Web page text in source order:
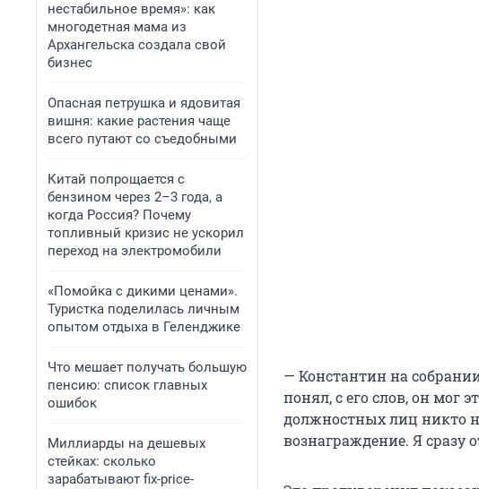
нестабильное время»: как
многодетная мама из
Архангельска создала свой
бизнес
Опасная петрушка и ядовитая
вишня: какие растения чаще
всего путают со съедобными
Китай попрощается с
бензином через 2–3 года, а
когда Россия? Почему
топливный кризис не ускорил
переход на электромобили
«Помойка с дикими ценами».
Туристка поделилась личным
опытом отдыха в Геленджике
Что мешает получать большую
пенсию: список главных
ошибок
Миллиарды на дешевых
стейках: сколько
зарабатывают fix-price-
— Константин на
понял, с его слов, он мог
должностных лиц никто
вознаграждение. Я сразу